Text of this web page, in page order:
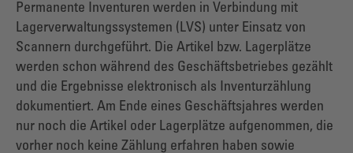
Permanente Inventuren werden in Verbindung mit
Lagerverwaltungssystemen (LVS) unter Einsatz von
Scannern durchgeführt. Die Artikel bzw. Lagerplätze
werden schon während des Geschäftsbetriebes gezählt
und die Ergebnisse elektronisch als Inventurzählung
dokumentiert. Am Ende eines Geschäftsjahres werden
nur noch die Artikel oder Lagerplätze aufgenommen, die
vorher noch keine Zählung erfahren haben sowie